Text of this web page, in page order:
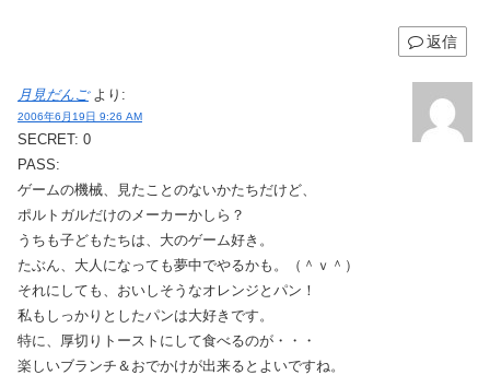
返信
月見だんご より:
2006年6月19日 9:26 AM
SECRET: 0
PASS:
ゲームの機械、見たことのないかたちだけど、
ポルトガルだけのメーカーかしら？
うちも子どもたちは、大のゲーム好き。
たぶん、大人になっても夢中でやるかも。（＾ｖ＾）
それにしても、おいしそうなオレンジとパン！
私もしっかりとしたパンは大好きです。
特に、厚切りトーストにして食べるのが・・・
楽しいブランチ＆おでかけが出来るとよいですね。